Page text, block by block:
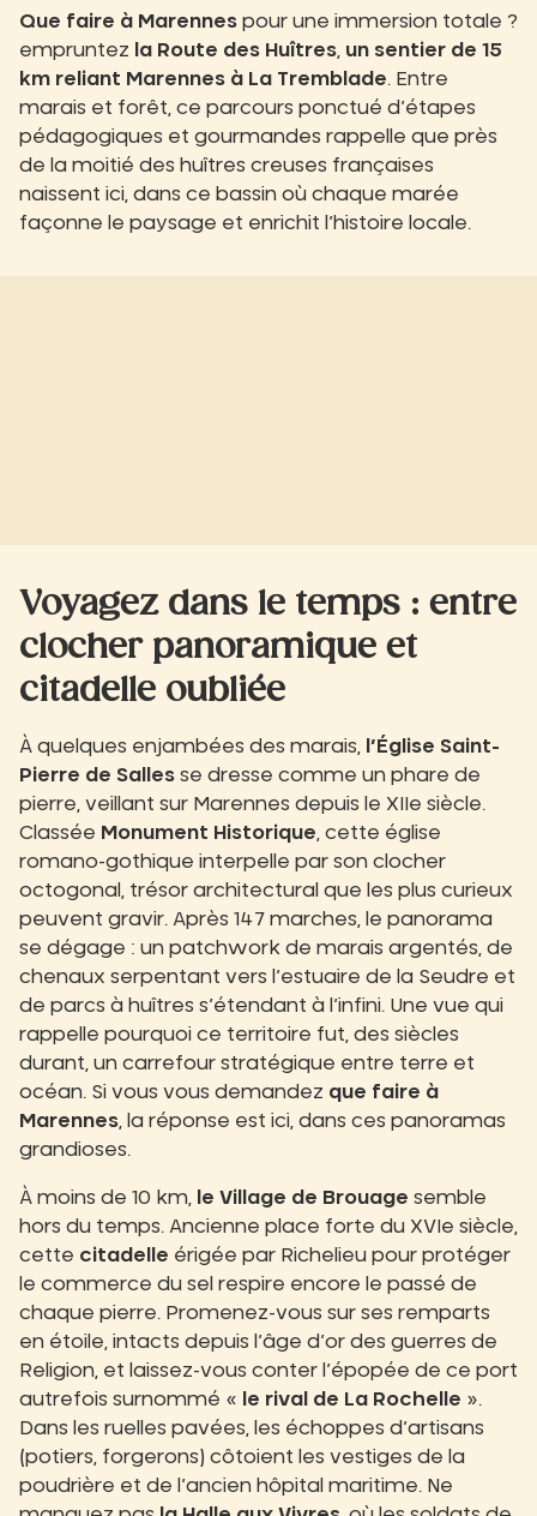
Que faire à Marennes pour une immersion totale ?
empruntez
la Route des Huîtres un sentier de 15
km reliant Marennes à La Tremblade. Entre
marais et forêt, ce parcours ponctué d’étapes
pédagogiques et gourmandes rappelle que près
de la moitié des huîtres creuses françaises
naissent ici, dans ce bassin où chaque marée
façonne le paysage et enrichit l’histoire locale.
Voyagez dans le temps : entre
clocher panoramique et
citadelle oubliée
À quelques enjambées des marais,
l’Église Saint-
Pierre de Salles se dresse comme un phare de
pierre, veillant sur Marennes depuis le XIIe siècle.
Classée Monument Historique , cette église
romano-gothique interpelle par son clocher
octogonal, trésor architectural que les plus curieux
peuvent gravir. Après 147 marches, le panorama
se dégage : un patchwork de marais argentés, de
chenaux serpentant vers l’estuaire de la Seudre et
de parcs à huîtres s’étendant à l’infini. Une vue qui
rappelle pourquoi ce territoire fut, des siècles
durant, un carrefour stratégique entre terre et
océan. Si vous vous demandez que faire à
Marennes , la réponse est ici, dans ces panoramas
grandioses.
À moins de 10 km, le Village de Brouage semble
hors du temps. Ancienne place forte du XVIe siècle,
cette citadelle érigée par Richelieu pour protéger
le commerce du sel respire encore le passé de
chaque pierre. Promenez-vous sur ses remparts
en étoile, intacts depuis l’âge d’or des guerres de
Religion, et laissez-vous conter l’épopée de ce port
autrefois surnommé «
le rival de La Rochelle ».
Dans les ruelles pavées, les échoppes d’artisans
(potiers, forgerons) côtoient les vestiges de la
poudrière et de l’ancien hôpital maritime. Ne